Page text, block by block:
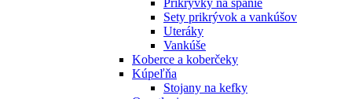
Sety prikrývok a vankúšov
Uteráky
Vankúše
Koberce a koberčeky
Kúpeľňa
Stojany na kefky